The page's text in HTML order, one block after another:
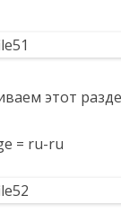
этот
= ru-ru